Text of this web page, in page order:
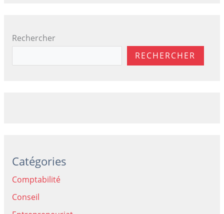
Rechercher
RECHERCHER
Catégories
Comptabilité
Conseil